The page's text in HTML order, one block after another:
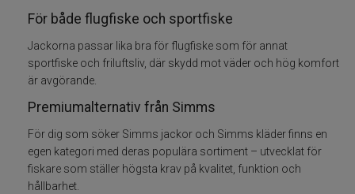
Flugfisketillbehör
Tafsar och tippet till flugfisket
Flytmedel till flugfiske
Vadarpaket
För både flugfiske och sportfiske
Jackorna passar lika bra för flugfiske som för annat
sportfiske och friluftsliv, där skydd mot väder och hög komfort
är avgörande.
Premiumalternativ från Simms
För dig som söker Simms jackor och Simms kläder finns en
egen kategori med deras populära sortiment – utvecklat för
fiskare som ställer högsta krav på kvalitet, funktion och
hållbarhet.